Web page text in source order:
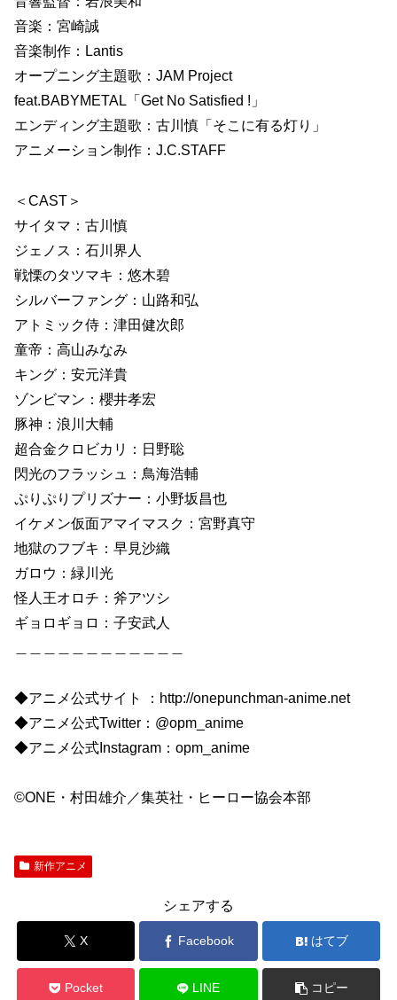
音楽：宮崎誠
音楽制作：Lantis
オープニング主題歌：JAM Project
feat.BABYMETAL「Get No Satisfied !」
エンディング主題歌：古川慎「そこに有る灯り」
アニメーション制作：J.C.STAFF
＜CAST＞
サイタマ：古川慎
ジェノス：石川界人
戦慄のタツマキ：悠木碧
シルバーファング：山路和弘
アトミック侍：津田健次郎
童帝：高山みなみ
キング：安元洋貴
ゾンビマン：櫻井孝宏
豚神：浪川大輔
超合金クロビカリ：日野聡
閃光のフラッシュ：鳥海浩輔
ぷりぷりプリズナー：小野坂昌也
イケメン仮面アマイマスク：宮野真守
地獄のフブキ：早見沙織
ガロウ：緑川光
怪人王オロチ：斧アツシ
ギョロギョロ：子安武人
◆アニメ公式サイト ：http://onepunchman-anime.net
◆アニメ公式Twitter：@opm_anime
◆アニメ公式Instagram：opm_anime
©ONE・村田雄介／集英社・ヒーロー協会本部
新作アニメ
シェアする
X Facebook はてブ
Pocket LINE コピー